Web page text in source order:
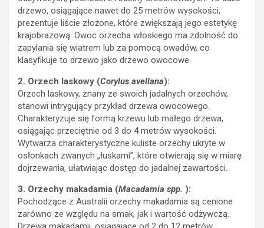
krajobrazową. Owoc orzecha włoskiego ma zdolność do
zapylania się wiatrem lub za pomocą owadów, co
klasyfikuje to drzewo jako drzewo owocowe.
2. Orzech laskowy ( Corylus avellana):
Orzech laskowy, znany ze swoich jadalnych orzechów,
stanowi intrygujący przykład drzewa owocowego.
Charakteryzuje się formą krzewu lub małego drzewa,
osiągając przeciętnie od 3 do 4 metrów wysokości.
Wytwarza charakterystyczne kuliste orzechy ukryte w
osłonkach zwanych „łuskami”, które otwierają się w miarę
dojrzewania, ułatwiając dostęp do jadalnej zawartości.
3. Orzechy makadamia (Macadamia spp.):
Pochodzące z Australii orzechy makadamia są cenione
zarówno ze względu na smak, jak i wartość odżywczą.
Drzewa makadamii, osiągające od 2 do 12 metrów
wysokości, wytwarzają twarde, twardzielowe orzechy,
które zawierają smaczne nasiona jadalne. Wprowadzane